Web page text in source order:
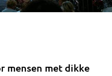
mensen met dikke